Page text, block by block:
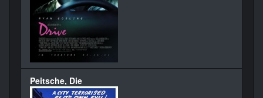
Peitsche, Die